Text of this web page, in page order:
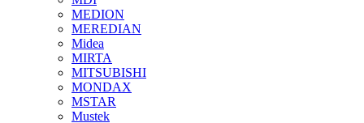
MEDION
MEREDIAN
Midea
MIRTA
MITSUBISHI
MONDAX
MSTAR
Mustek